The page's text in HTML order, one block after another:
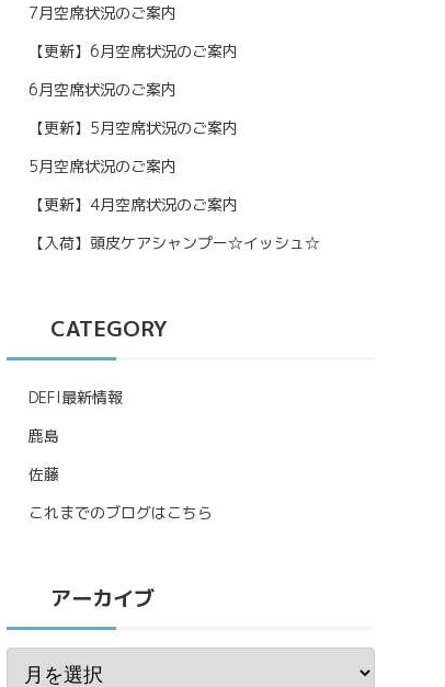
7月空席状況のご案内
【更新】6月空席状況のご案内
6月空席状況のご案内
【更新】5月空席状況のご案内
5月空席状況のご案内
【更新】4月空席状況のご案内
【入荷】頭皮ケアシャンプー☆イッシュ☆
CATEGORY
DEFI最新情報
鹿島
佐藤
これまでのブログはこちら
アーカイブ